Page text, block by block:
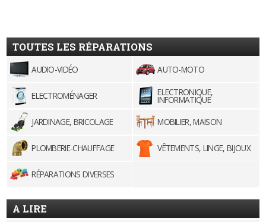
TOUTES LES RÉPARATIONS
AUDIO-VIDÉO AUTO-MOTO
ELECTROMÉNAGER ELECTRONIQUE,
INFORMATIQUE
JARDINAGE, BRICOLAGE
MOBILIER, MAISON
PLOMBERIE-CHAUFFAGE VÊTEMENTS, LINGE, BIJOUX
RÉPARATIONS DIVERSES
A LIRE